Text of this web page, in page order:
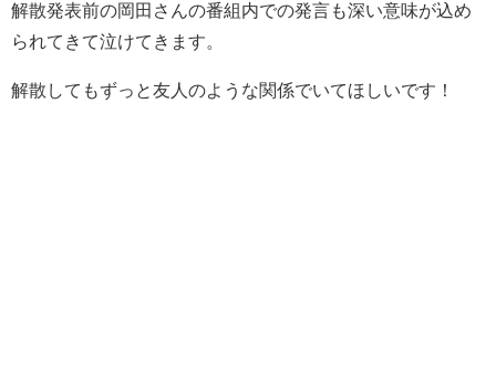
解散発表前の岡田さんの番組内での発言も深い意味が込め
られてきて泣けてきます。
解散してもずっと友人のような関係でいてほしいです！